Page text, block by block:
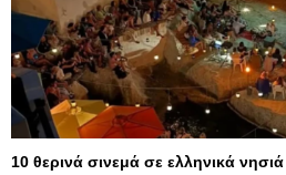
10 θερινά σινεμά σε ελληνικά